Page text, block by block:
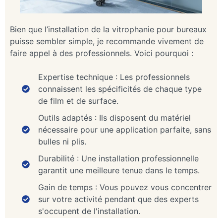
Bien que l’installation de la vitrophanie pour bureaux
puisse sembler simple, je recommande vivement de
faire appel à des professionnels. Voici pourquoi :
Expertise technique : Les professionnels
connaissent les spécificités de chaque type
de film et de surface.
Outils adaptés : Ils disposent du matériel
nécessaire pour une application parfaite, sans
bulles ni plis.
Durabilité : Une installation professionnelle
garantit une meilleure tenue dans le temps.
Gain de temps : Vous pouvez vous concentrer
sur votre activité pendant que des experts
s'occupent de l'installation.